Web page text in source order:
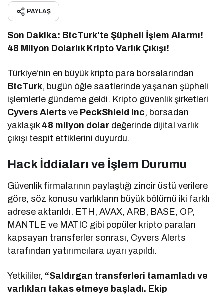
PAYLAŞ
Son Dakika: BtcTurk’te Şüpheli İşlem Alarmı!
48 Milyon Dolarlık Kripto Varlık Çıkışı!
Türkiye’nin en büyük kripto para borsalarından
BtcTurk, bugün öğle saatlerinde yaşanan şüpheli
işlemlerle gündeme geldi. Kripto güvenlik şirketleri
Cyvers Alerts ve PeckShield Inc, borsadan
yaklaşık 48 milyon dolar değerinde dijital varlık
çıkışı tespit ettiklerini duyurdu.
Hack İddiaları ve İşlem Durumu
Güvenlik firmalarının paylaştığı zincir üstü verilere
göre, söz konusu varlıkların büyük bölümü iki farklı
adrese aktarıldı. ETH, AVAX, ARB, BASE, OP,
MANTLE ve MATIC gibi popüler kripto paraları
kapsayan transferler sonrası, Cyvers Alerts
tarafından yatırımcılara uyarı yapıldı.
Yetkililer, “Saldırgan transferleri tamamladı ve
varlıkları takas etmeye başladı. Ekip